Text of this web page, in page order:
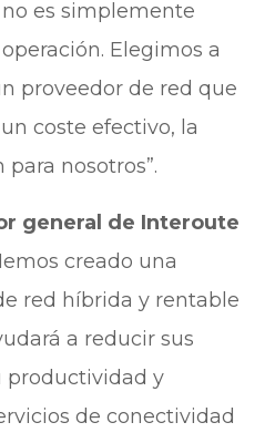
es simplemente
Elegimos a
proveedor de red que
coste efectivo, la
nosotros”.
general de Interoute
creado una
red híbrida y rentable
a reducir sus
productividad y
de conectividad